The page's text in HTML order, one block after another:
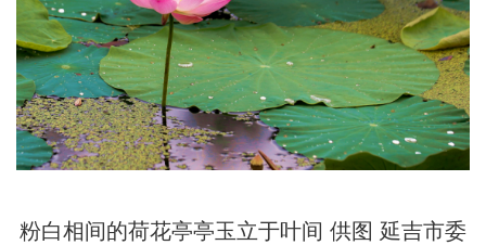
粉白相间的荷花亭亭玉立于叶间 供图 延吉市委